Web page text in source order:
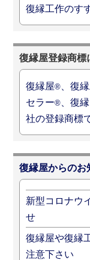
復縁工作のす
復縁屋登録商標
復縁屋®、復
セラー®、復
社の登録商標
復縁屋からのお
新型コロナウ
せ
復縁屋や復縁
注意下さい